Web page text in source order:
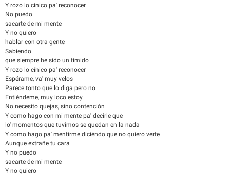
Y rozo lo cínico pa' reconocer
No puedo
sacarte de mi mente
Y no quiero
hablar con otra gente
Sabiendo
que siempre he sido un tímido
Y rozo lo cínico pa' reconocer
Espérame, va' muy velos
Parece tonto que lo diga pero no
Entiéndeme, muy loco estoy
No necesito quejas, sino contención
Y como hago con mi mente pa' decirle que
lo' momentos que tuvimos se quedan en la nada
Y como hago pa' mentirme diciéndo que no quiero verte
Aunque extrañe tu cara
Y no puedo
sacarte de mi mente
Y no quiero